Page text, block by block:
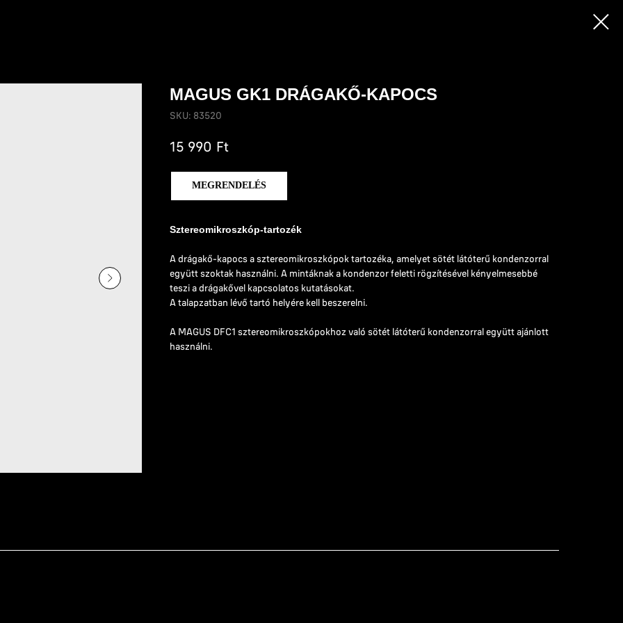
MAGUS GK1 DRÁGAKŐ-KAPOCS
SKU: 83520
15 990 Ft
MEGRENDELÉS
Sztereomikroszkóp-tartozék
A drágakő-kapocs a sztereomikroszkópok tartozéka, amelyet sötét látóterű kondenzorral
együtt szoktak használni. A mintáknak a kondenzor feletti rögzítésével kényelmesebbé
teszi a drágakővel kapcsolatos kutatásokat.
A talapzatban lévő tartó helyére kell beszerelni.
A MAGUS DFC1 sztereomikroszkópokhoz való sötét látóterű kondenzorral együtt ajánlott
használni.